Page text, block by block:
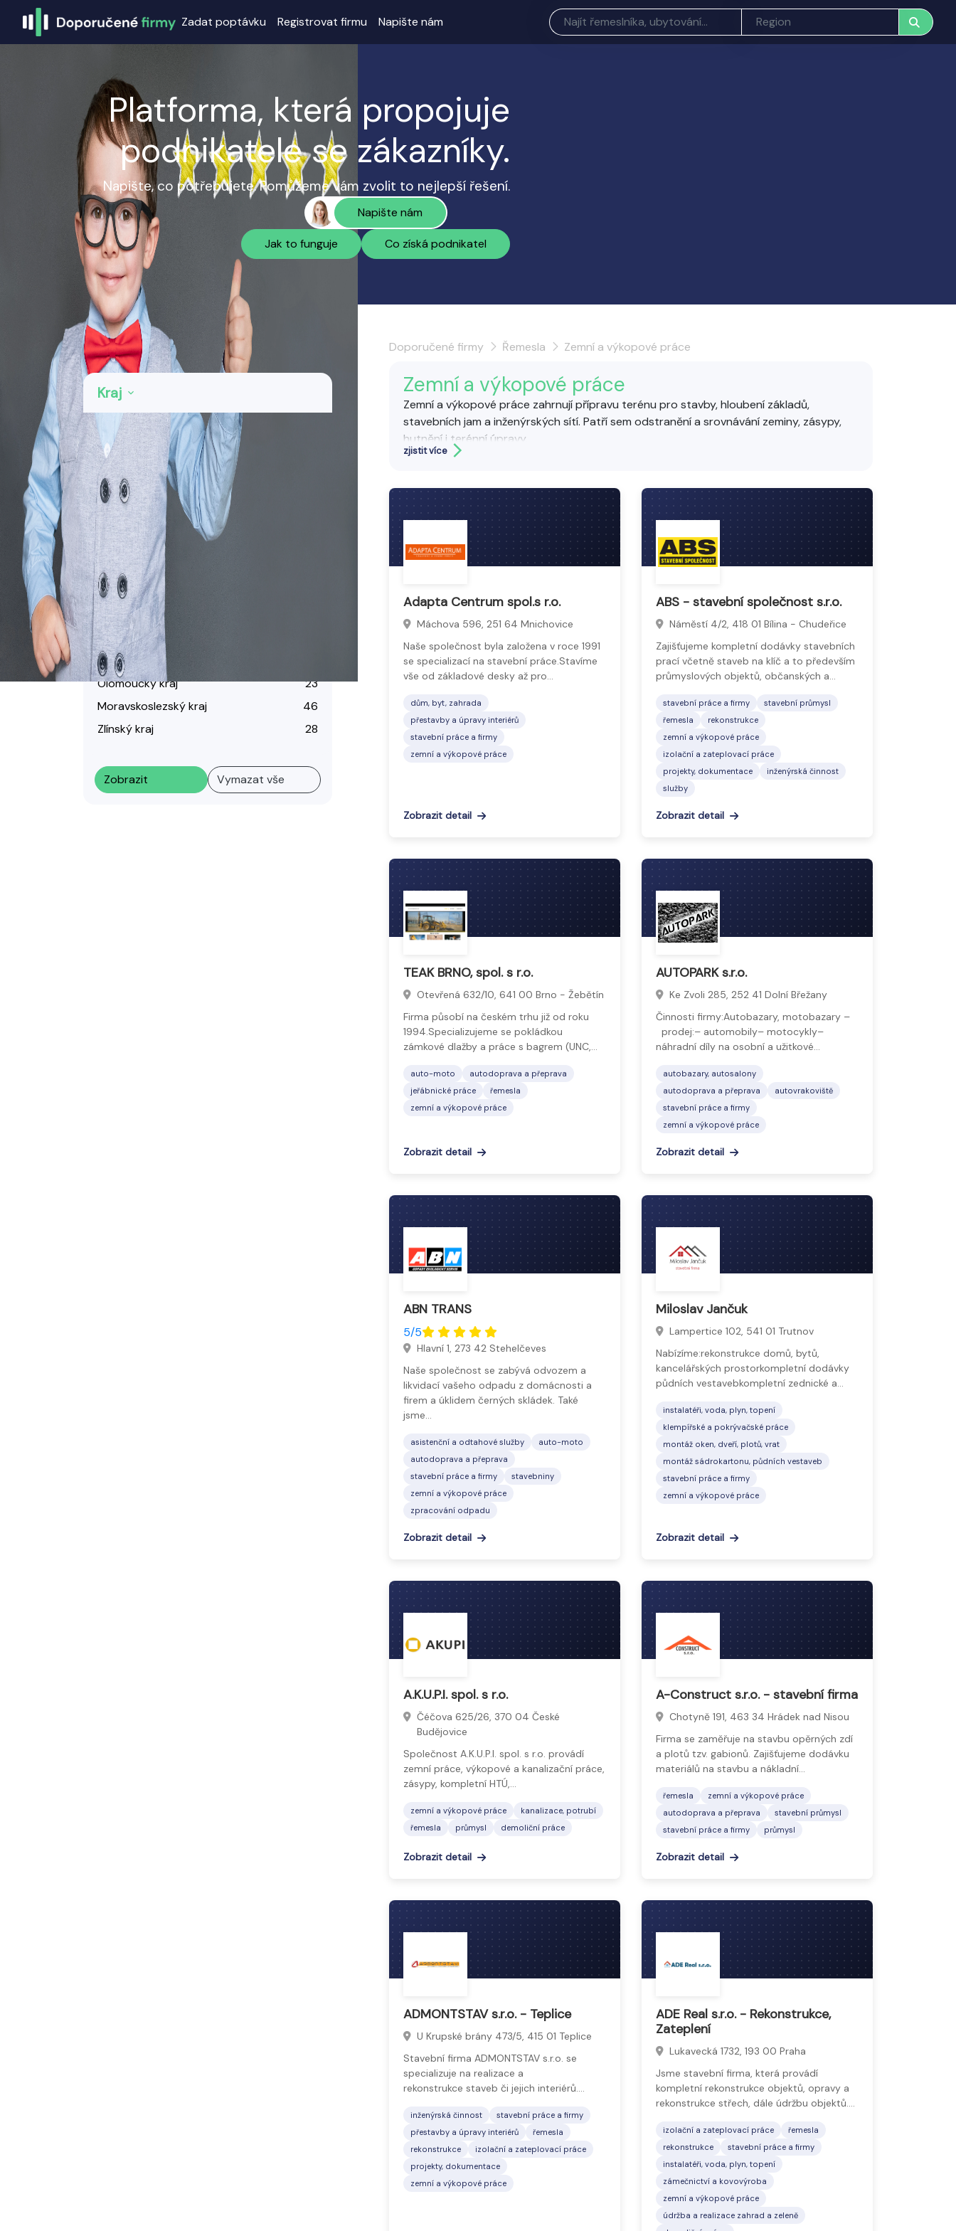
Zadat poptávku Registrovat firmu Napište nám
Platforma, která propojuje
podnikatele se zákazníky.
Napište, co potřebujete. Pomůžeme vám zvolit to nejlepší řešení.
Napište nám
Jak to funguje Co získá podnikatel
Kategorie: Zemní a výkopové práce
Kraj
Praha
Středočeský kraj
Jihočeský kraj
Plzeňský kraj
Karlovarský kraj
Ústecký kraj
Liberecký kraj
Královéhradecký kraj
Pardubický kraj
Kraj Vysočina
Jihomoravský kraj
Olomoucký kraj
23
Moravskoslezský kraj
46
Zlínský kraj
28
Zobrazit Vymazat vše
Doporučené firmy Řemesla Zemní a výkopové práce
Zemní a výkopové práce
Zemní a výkopové práce zahrnují přípravu terénu pro stavby, hloubení základů,
stavebních jam a inženýrských sítí. Patří sem odstranění a srovnávání zeminy, zásypy,
hutnění i terénní úpravy.
zjistit více
Adapta Centrum spol.s r.o.
Máchova 596, 251 64 Mnichovice
Naše společnost byla založena v roce 1991
se specializací na stavební práce.Stavíme
vše od základové desky až pro…
dům, byt, zahrada
přestavby a úpravy interiérů
stavební práce a firmy
zemní a výkopové práce
Zobrazit detail
ABS - stavební společnost s.r.o.
Náměstí 4/2, 418 01 Bílina - Chudeřice
Zajišťujeme kompletní dodávky stavebních
prací včetně staveb na klíč a to především
průmyslových objektů, občanských a…
stavební práce a firmy
stavební průmysl
řemesla
rekonstrukce
zemní a výkopové práce
izolační a zateplovací práce
projekty, dokumentace
inženýrská činnost
služby
Zobrazit detail
TEAK BRNO, spol. s r.o.
Otevřená 632/10, 641 00 Brno - Žebětín
Firma působí na českém trhu již od roku
1994.Specializujeme se pokládkou
zámkové dlažby a práce s bagrem (UNC,…
auto-moto
autodoprava a přeprava
jeřábnické práce
řemesla
zemní a výkopové práce
Zobrazit detail
AUTOPARK s.r.o.
Ke Zvoli 285, 252 41 Dolní Břežany
Činnosti firmy:Autobazary, motobazary –
prodej:– automobily– motocykly–
náhradní díly na osobní a užitkové…
autobazary, autosalony
autodoprava a přeprava
autovrakoviště
stavební práce a firmy
zemní a výkopové práce
Zobrazit detail
ABN TRANS
5/5
Hlavní 1, 273 42 Stehelčeves
Naše společnost se zabývá odvozem a
likvidací vašeho odpadu z domácnosti a
firem a úklidem černých skládek. Také
jsme…
asistenční a odtahové služby
auto-moto
autodoprava a přeprava
stavební práce a firmy
stavebniny
zemní a výkopové práce
zpracování odpadu
Zobrazit detail
Miloslav Jančuk
Lampertice 102, 541 01 Trutnov
Nabízíme:rekonstrukce domů, bytů,
kancelářských prostorkompletní dodávky
půdních vestavebkompletní zednické a…
instalatéři, voda, plyn, topení
klempířské a pokrývačské práce
montáž oken, dveří, plotů, vrat
montáž sádrokartonu, půdních vestaveb
stavební práce a firmy
zemní a výkopové práce
Zobrazit detail
A.K.U.P.I. spol. s r.o.
Čéčova 625/26, 370 04 České
Budějovice
Společnost A.K.U.P.I. spol. s r.o. provádí
zemní práce, výkopové a kanalizační práce,
zásypy, kompletní HTÚ,…
zemní a výkopové práce
kanalizace, potrubí
řemesla
průmysl demoliční práce
Zobrazit detail
A-Construct s.r.o. - stavební firma
Chotyně 191, 463 34 Hrádek nad Nisou
Firma se zaměřuje na stavbu opěrných zdí
a plotů tzv. gabionů. Zajišťujeme dodávku
materiálů na stavbu a nákladní…
řemesla
zemní a výkopové práce
autodoprava a přeprava
stavební průmysl
stavební práce a firmy
průmysl
Zobrazit detail
ADMONTSTAV s.r.o. - Teplice
U Krupské brány 473/5, 415 01 Teplice
Stavební firma ADMONTSTAV s.r.o. se
specializuje na realizace a
rekonstrukce staveb či jejich interiérů.…
inženýrská činnost
stavební práce a firmy
přestavby a úpravy interiérů
řemesla
rekonstrukce
izolační a zateplovací práce
projekty, dokumentace
zemní a výkopové práce
ADE Real s.r.o. - Rekonstrukce,
Zateplení
Lukavecká 1732, 193 00 Praha
Jsme stavební firma, která provádí
kompletní rekonstrukce objektů, opravy a
rekonstrukce střech, dále údržbu objektů.…
izolační a zateplovací práce
řemesla
rekonstrukce
stavební práce a firmy
instalatéři, voda, plyn, topení
zámečnictví a kovovýroba
zemní a výkopové práce
údržba a realizace zahrad a zeleně